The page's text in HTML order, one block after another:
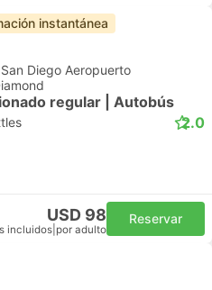
instantánea
Diego Aeropuerto
regular | Autobús
2.0
USD 98
incluidos por adulto
Reservar